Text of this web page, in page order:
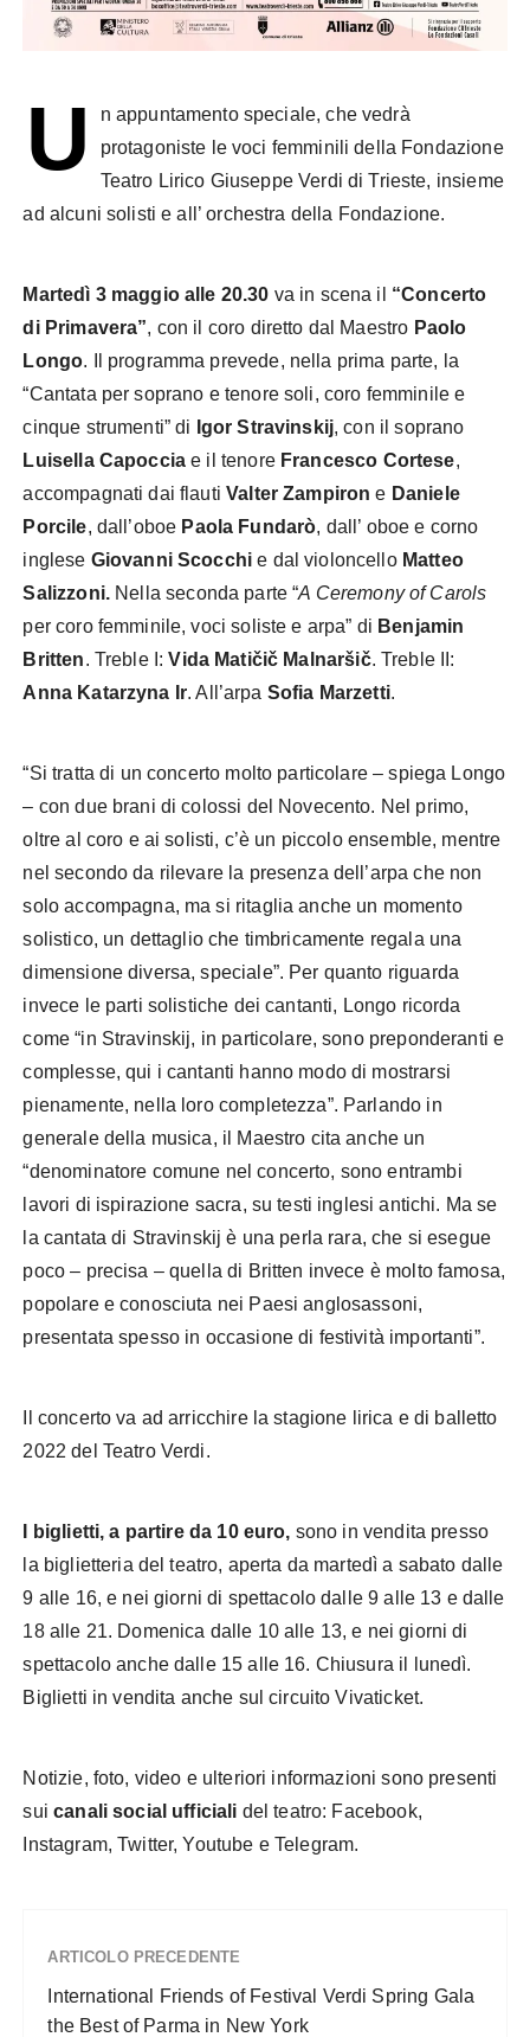
U
n appuntamento speciale, che vedrà
protagoniste le voci femminili della Fondazione
Teatro Lirico Giuseppe Verdi di Trieste, insieme
ad alcuni solisti e all’ orchestra della Fondazione.
Martedì 3 maggio alle 20.30 va in scena il “Concerto
di Primavera”, con il coro diretto dal Maestro Paolo
Longo. Il programma prevede, nella prima parte, la
“Cantata per soprano e tenore soli, coro femminile e
cinque strumenti” di Igor Stravinskij, con il soprano
Luisella Capoccia e il tenore Francesco Cortese,
accompagnati dai flautiValter Zampiron e Daniele
Porcile, dall’oboe Paola Fundarò, dall’ oboe e corno
inglese Giovanni Scocchi e dal violoncello Matteo
Salizzoni. Nella seconda parte “A Ceremony of Carols
per coro femminile, voci soliste e arpa” di Benjamin
Britten. Treble I:Vida Matičič Malnaršič. Treble II:
Anna Katarzyna Ir. All’arpa Sofia Marzetti.
“Si tratta di un concerto molto particolare – spiega Longo
– con due brani di colossi del Novecento. Nel primo,
oltre al coro e ai solisti, c’è un piccolo ensemble, mentre
nel secondo da rilevare la presenza dell’arpa che non
solo accompagna, ma si ritaglia anche un momento
solistico, un dettaglio che timbricamente regala una
dimensione diversa, speciale”. Per quanto riguarda
invece le parti solistiche dei cantanti, Longo ricorda
come “in Stravinskij, in particolare, sono preponderanti e
complesse, qui i cantanti hanno modo di mostrarsi
pienamente, nella loro completezza”. Parlando in
generale della musica, il Maestro cita anche un
“denominatore comune nel concerto, sono entrambi
lavori di ispirazione sacra, su testi inglesi antichi. Ma se
la cantata di Stravinskij è una perla rara, che si esegue
poco – precisa – quella di Britten invece è molto famosa,
popolare e conosciuta nei Paesi anglosassoni,
presentata spesso in occasione di festività importanti”.
Il concerto va ad arricchire la stagione lirica e di balletto
2022 del Teatro Verdi.
I biglietti, a partire da 10 euro, sono in vendita presso
la biglietteria del teatro, aperta da martedì a sabato dalle
9 alle 16, e nei giorni di spettacolo dalle 9 alle 13 e dalle
18 alle 21. Domenica dalle 10 alle 13, e nei giorni di
spettacolo anche dalle 15 alle 16. Chiusura il lunedì.
Biglietti in vendita anche sul circuito Vivaticket.
Notizie, foto, video e ulteriori informazioni sono presenti
suicanali social ufficiali del teatro: Facebook,
Instagram, Twitter, Youtube e Telegram.
ARTICOLO PRECEDENTE
International Friends of Festival Verdi Spring Gala
the Best of Parma in New York